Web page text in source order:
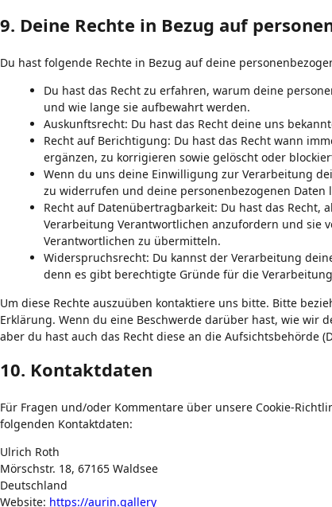
9. Deine Rechte in Bezug auf
Du hast folgende Rechte in Bezug auf deine
Du hast das Recht zu erfahren, warum deine
und wie lange sie aufbewahrt werden.
Auskunftsrecht: Du hast das Recht deine uns
Recht auf Berichtigung: Du hast das Recht wann
ergänzen, zu korrigieren sowie gelöscht oder
Wenn du uns deine Einwilligung zur Verarbeitung
zu widerrufen und deine personenbezogenen Daten
Recht auf Datenübertragbarkeit: Du hast das Recht,
Verarbeitung Verantwortlichen anzufordern und sie
Verantwortlichen zu übermitteln.
Widerspruchsrecht: Du kannst der Verarbeitung
denn es gibt berechtigte Gründe für die
Um diese Rechte auszuüben kontaktiere uns bitte. Bitte
Erklärung. Wenn du eine Beschwerde darüber hast, wie wir
aber du hast auch das Recht diese an die Aufsichtsbehörde
10. Kontaktdaten
Für Fragen und/oder Kommentare über unsere Cookie-
folgenden Kontaktdaten:
Ulrich Roth
Mörschstr. 18, 67165 Waldsee
Deutschland
Website: https://aurin.gallery